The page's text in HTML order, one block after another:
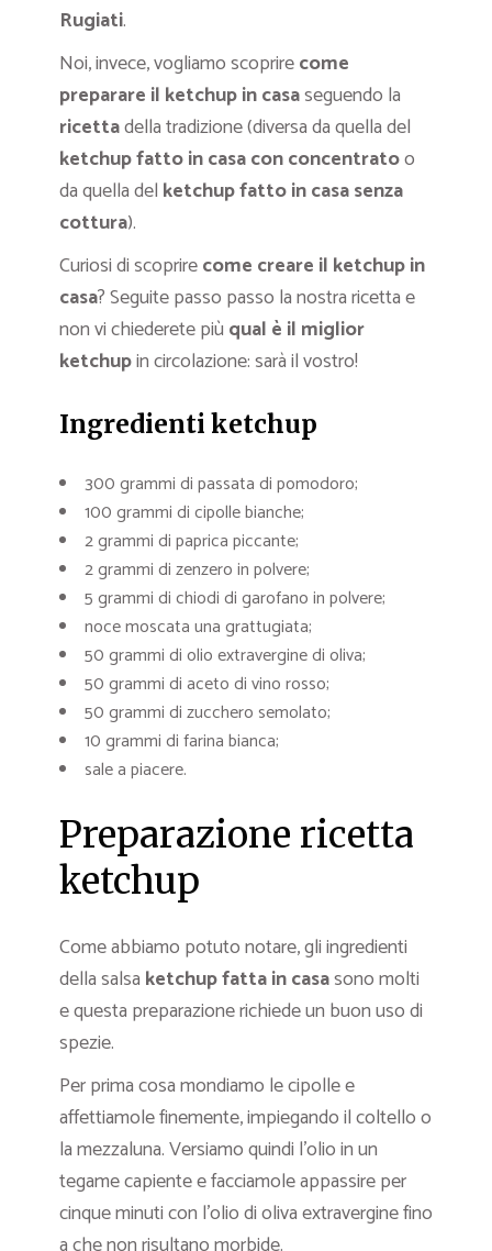
Rugiati.
Noi, invece, vogliamo scoprirecome
preparare il ketchup in casaseguendo la
ricettadella tradizione (diversa da quella del
ketchup fatto in casa con concentratoo
da quella del ketchup fatto in casa senza
cottura).
Curiosi di scoprirecome creare il ketchup in
casa? Seguite passo passo la nostra ricetta e
non vi chiederete più qual è il miglior
ketchupin circolazione: sarà il vostro!
Ingredienti ketchup
300 grammi di passata di pomodoro;
100 grammi di cipolle bianche;
2 grammi di paprica piccante;
2 grammi di zenzero in polvere;
5 grammi di chiodi di garofano in polvere;
noce moscata una grattugiata;
50 grammi di olio extravergine di oliva;
50 grammi di aceto di vino rosso;
50 grammi di zucchero semolato;
10 grammi di farina bianca;
sale a piacere.
Preparazione ricetta
ketchup
Come abbiamo potuto notare, gli ingredienti
della salsa ketchup fatta in casasono molti
e questa preparazione richiede un buon uso di
spezie.
Per prima cosa mondiamo le cipolle e
affettiamole finemente, impiegando il coltello o
la mezzaluna. Versiamo quindi l’olio in un
tegame capiente e facciamole appassire per
cinque minuti con l’olio di oliva extravergine fino